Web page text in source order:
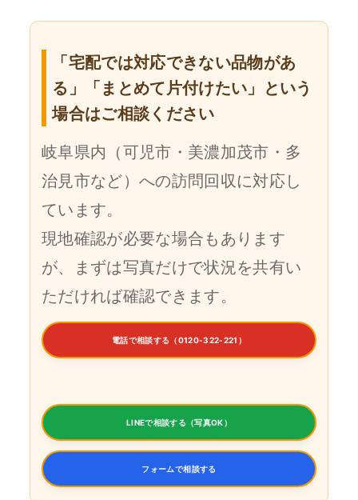
「宅配では対応できない品物があ
る」「まとめて片付けたい」という
場合はご相談ください
岐阜県内（可児市・美濃加茂市・多
治見市など）への訪問回収に対応し
ています。
現地確認が必要な場合もあります
が、まずは写真だけで状況を共有い
ただければ確認できます。
電話で相談する（0120-322-221）
LINEで相談する（写真OK）
フォームで相談する